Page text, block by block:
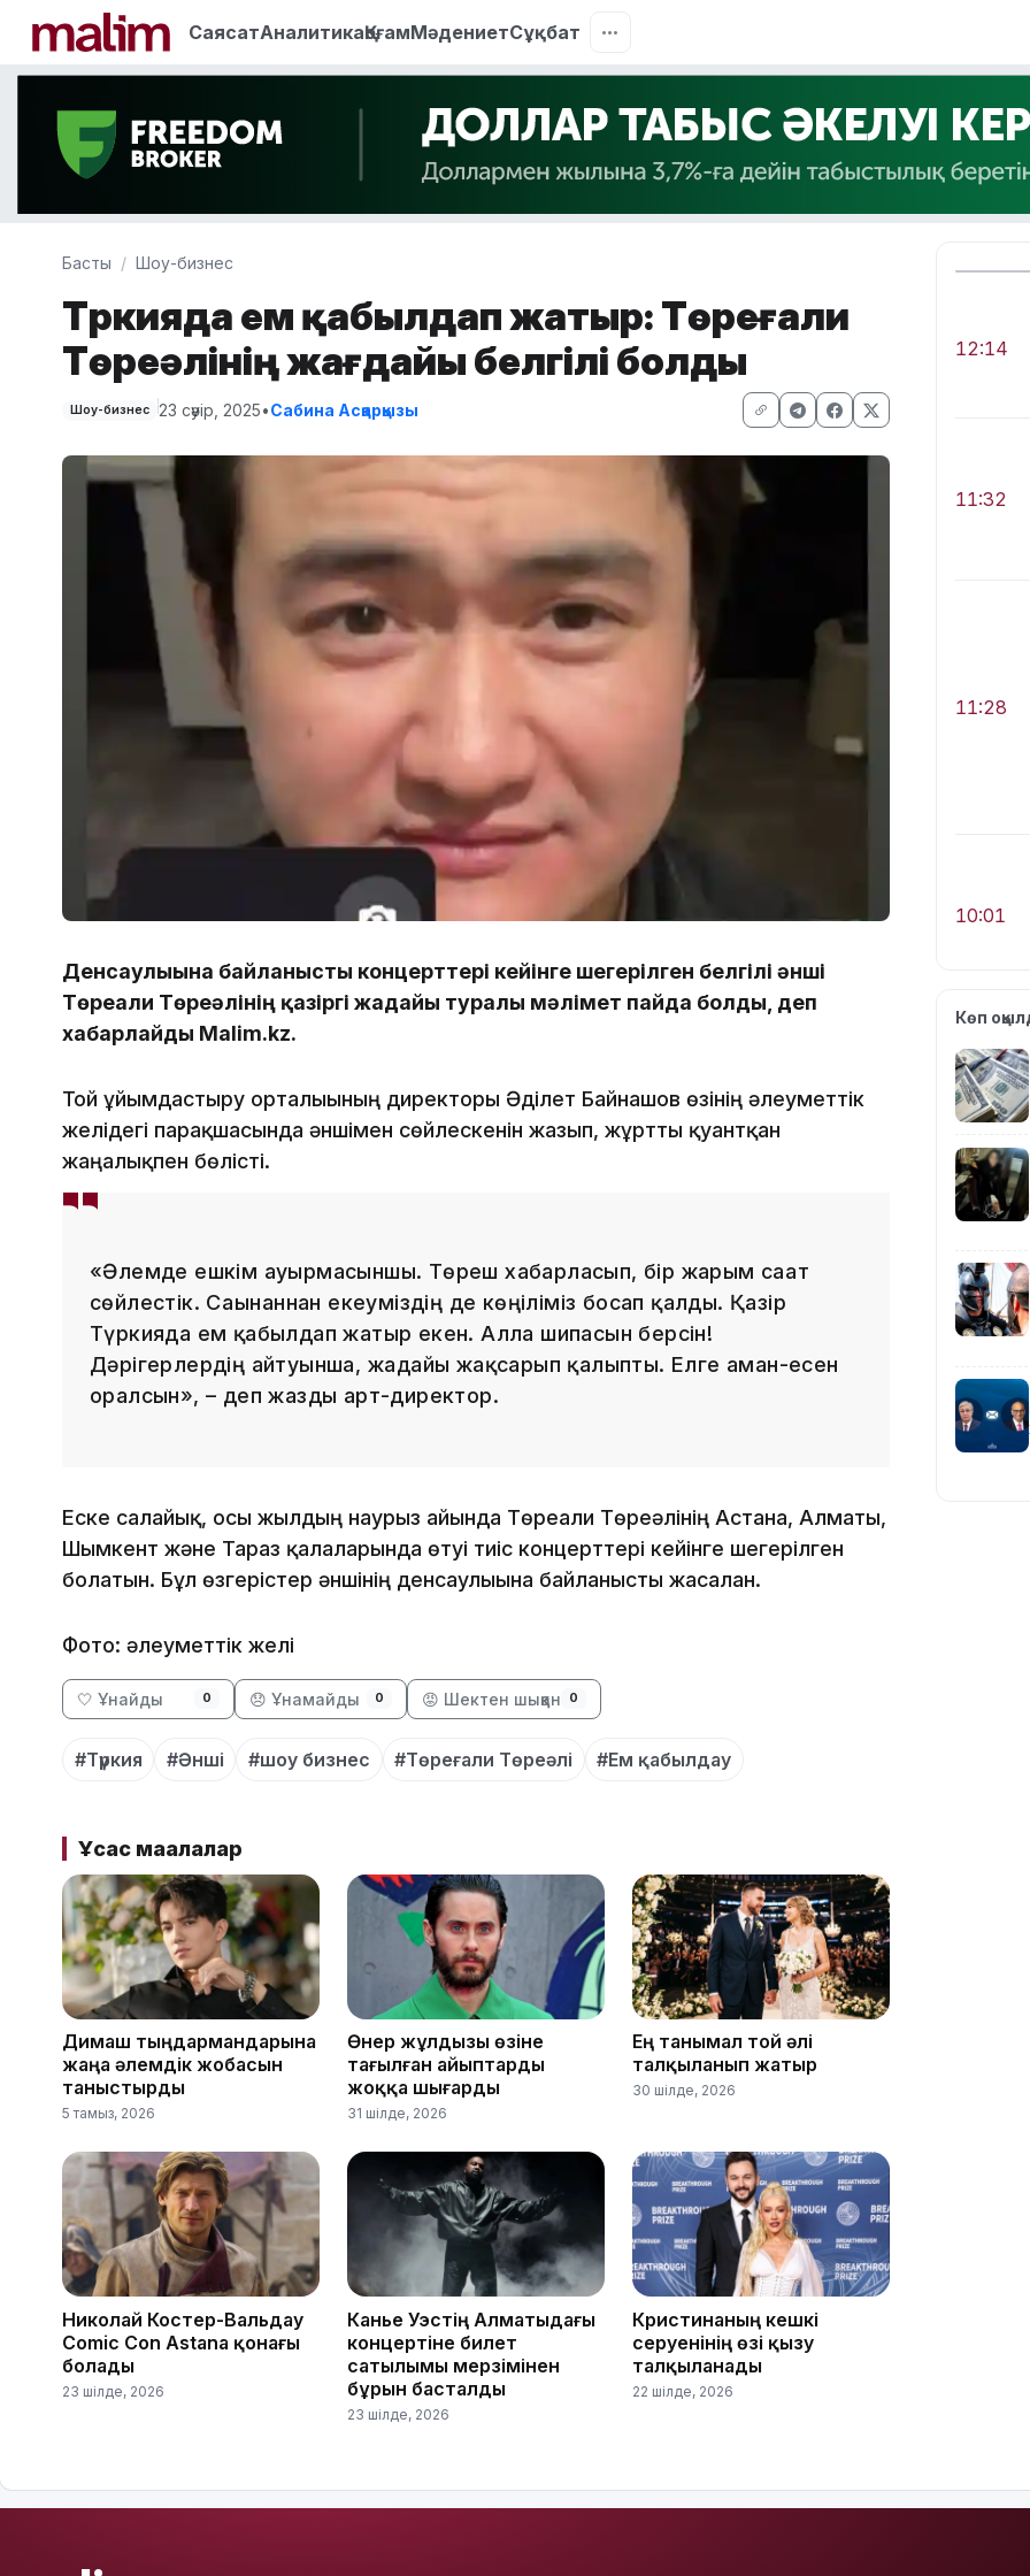
СаясатАналитикаҚоғамМәдениетСұқбат
Басты Шоу-бизнес
Түркияда ем қабылдап жатыр: Төреғали
Төреәлінің жағдайы белгілі болды
Шоу-бизнес 23 сәуір, 2025•Сабина Асқарқызы
Денсаулығына байланысты концерттері кейінге шегерілген белгілі әнші
Төреғали Төреәлінің қазіргі жағдайы туралы мәлімет пайда болды, деп
хабарлайды Malim.kz.
Той ұйымдастыру орталығының директоры Әділет Байнашов өзінің әлеуметтік
желідегі парақшасында әншімен сөйлескенін жазып, жұртты қуантқан
жаңалықпен бөлісті.
«Әлемде ешкім ауырмасыншы. Төреш хабарласып, бір жарым сағат
сөйлестік. Сағынғаннан екеуміздің де көңіліміз босап қалды. Қазір
Түркияда ем қабылдап жатыр екен. Алла шипасын берсін!
Дәрігерлердің айтуынша, жағдайы жақсарып қалыпты. Елге аман-есен
оралсын», – деп жазды арт-директор.
Еске салайық, осы жылдың наурыз айында Төреғали Төреәлінің Астана, Алматы,
Шымкент және Тараз қалаларында өтуі тиіс концерттері кейінге шегерілген
болатын. Бұл өзгерістер әншінің денсаулығына байланысты жасалған.
Фото: әлеуметтік желі
🤍 Ұнайды 0 😞 Ұнамайды 0 😡 Шектен шыққан 0
#Түркия #Әнші #шоу бизнес #Төреғали Төреәлі #Ем қабылдау
Ұқсас мақалалар
Димаш тыңдармандарына
жаңа әлемдік жобасын
таныстырды
5 тамыз, 2026
Өнер жұлдызы өзіне
тағылған айыптарды
жоққа шығарды
31 шілде, 2026
Ең танымал той әлі
талқыланып жатыр
30 шілде, 2026
Николай Костер-Вальдау
Comic Con Astana қонағы
болады
23 шілде, 2026
Канье Уэстің Алматыдағы
концертіне билет
сатылымы мерзімінен
бұрын басталды
23 шілде, 2026
Кристинаның кешкі
серуенінің өзі қызу
талқыланады
22 шілде, 2026
12:14
11:32
11:28
10:01
09:40
17:57
Көп